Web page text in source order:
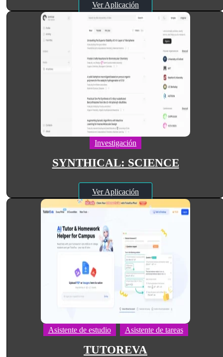
Ver Aplicación
Investigación
SYNTHICAL: SCIENCE
Ver Aplicación
Asistente de estudio Asistente de tareas
TUTOREVA